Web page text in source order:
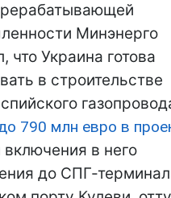
Минэнерго
что Украина готова
в строительстве
790 млн евро в
включения в него
до СПГ-